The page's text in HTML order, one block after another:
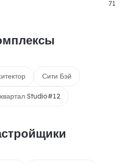
71
Сити Бэй
Studio#12